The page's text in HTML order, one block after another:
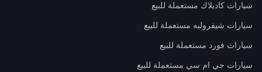
سيارات كاديلاك مستعملة للبيع
سيارات شيفروليه مستعملة للبيع
سيارات فورد مستعملة للبيع
سيارات جي ام سي مستعملة للبيع